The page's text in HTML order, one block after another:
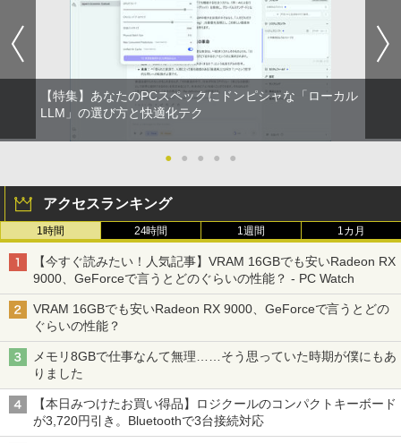
￥810
【特集】あなたのPCスペックにドンピシャな「ローカル
LLM」の選び方と快適化テク
● ● ● ● ●
アクセスランキング
1時間 24時間 1週間 1カ月
【今すぐ読みたい！人気記事】VRAM 16GBでも安いRadeon RX
9000、GeForceで言うとどのぐらいの性能？ - PC Watch
VRAM 16GBでも安いRadeon RX 9000、GeForceで言うとどの
ぐらいの性能？
メモリ8GBで仕事なんて無理……そう思っていた時期が僕にもあ
りました
【本日みつけたお買い得品】ロジクールのコンパクトキーボード
が3,720円引き。Bluetoothで3台接続対応